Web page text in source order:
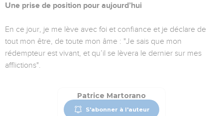
Une prise de position pour aujourd’hui
En ce jour, je me lève avec foi et confiance et je déclare de
tout mon être, de toute mon âme : "Je sais que mon
rédempteur est vivant, et qu’il se lèvera le dernier sur mes
afflictions".
Patrice Martorano
S'abonner à l'auteur